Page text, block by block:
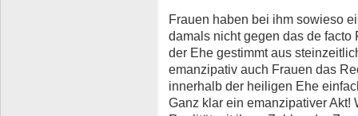
Frauen haben bei ihm sowieso
damals nicht gegen das de
der Ehe gestimmt aus
emanzipativ auch Frauen das
innerhalb der heiligen Ehe
Ganz klar ein emanzipativer Akt!